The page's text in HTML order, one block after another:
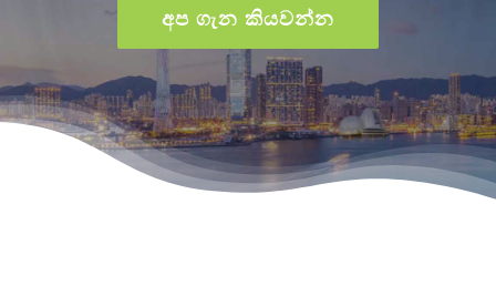
අප ගැන කියවන්න